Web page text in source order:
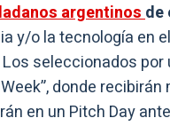
argentinosde
y/o la tecnología en
seleccionados por
donde
en un Pitch Day